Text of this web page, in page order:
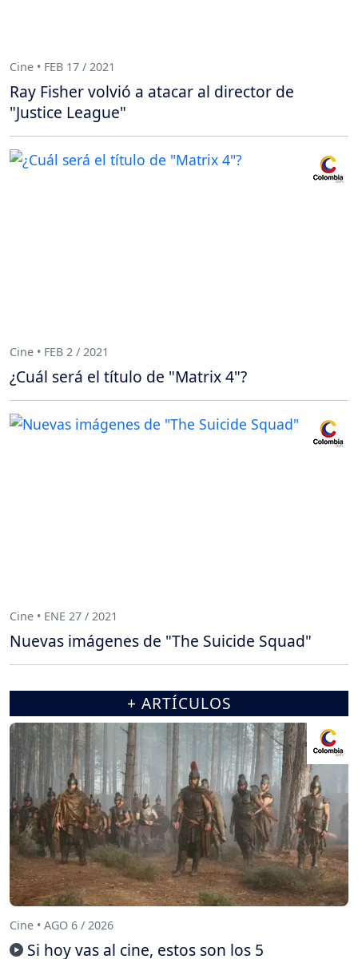
Cine • FEB 17 / 2021
Ray Fisher volvió a atacar al director de
"Justice League"
Cine • FEB 2 / 2021
¿Cuál será el título de "Matrix 4"?
Cine • ENE 27 / 2021
Nuevas imágenes de "The Suicide Squad"
+ ARTÍCULOS
Cine • AGO 6 / 2026
Si hoy vas al cine, estos son los 5